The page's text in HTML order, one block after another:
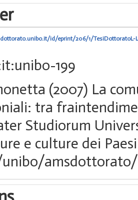
id/eprint/206/1/TesiDottoratoL-
199
(2007) La
tra
Studiorum
e culture dei
unibo/